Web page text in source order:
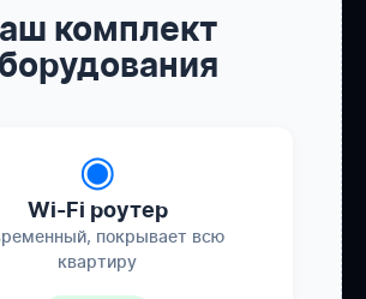
комплект
◉
Wi-Fi роутер
покрывает всю
квартиру